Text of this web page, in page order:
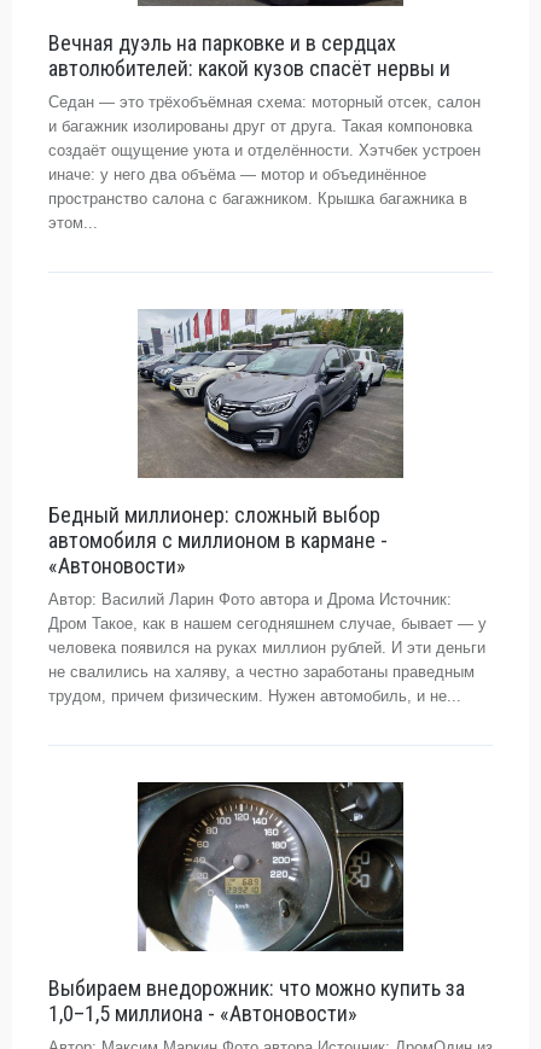
Вечная дуэль на парковке и в сердцах
автолюбителей: какой кузов спасёт нервы и
Седан — это трёхобъёмная схема: моторный отсек, салон
и багажник изолированы друг от друга. Такая компоновка
создаёт ощущение уюта и отделённости. Хэтчбек устроен
иначе: у него два объёма — мотор и объединённое
пространство салона с багажником. Крышка багажника в
этом...
Бедный миллионер: сложный выбор
автомобиля с миллионом в кармане -
«Автоновости»
Автор: Василий Ларин Фото автора и Дрома Источник:
Дром Такое, как в нашем сегодняшнем случае, бывает — у
человека появился на руках миллион рублей. И эти деньги
не свалились на халяву, а честно заработаны праведным
трудом, причем физическим. Нужен автомобиль, и не...
Выбираем внедорожник: что можно купить за
1,0–1,5 миллиона - «Автоновости»